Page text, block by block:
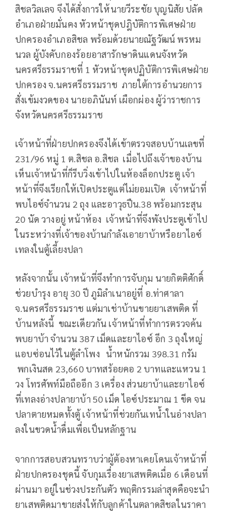
สิชลวิลเลจ จึงได้สั่งการให้นายวีระชัย บุญนิสัย ปลัด
อำเภอฝ่ายมั่นคง หัวหน้าชุดปฎิบัติการพิเศษฝ่าย
ปกครองอำเภอสิชล พร้อมด้วยนายณัฐวัฒน์ พรหม
นวล ผู้บังคับกองร้อยอาสารักษาดินแดนจังหวัด
นครศรีธรรมราชที่ 1 หัวหน้าชุดปฏิบัติการพิเศษฝ่าย
ปกครอง จ.นครศรีธรรมราช ภายใต้การอำนวยการ
สั่งเข้มงวดของ นายอภินันท์ เผือกผ่อง ผู้ว่าราชการ
จังหวัดนครศรีธรรมราช
เจ้าหน้าที่ฝ่ายปกครองจึงได้เข้าตรวจสอบบ้านเลขที่
231/96 หมู่ 1 ต.สิชล อ.สิชล เมื่อไปถึงเจ้าของบ้าน
เห็นเจ้าหน้าที่ก็รีบวิ่งเข้าไปในห้องล็อกประตู เจ้า
หน้าที่จึงเรียกให้เปิดประตูแต่ไม่ยอมเปิด เจ้าหน้าที่
พบไอซ์จำนวน 2 ถุง และอาวุธปืน.38 พร้อมกระสุน
20 นัด วางอยู่ หน้าห้อง เจ้าหน้าที่จึงพังประตูเข้าไป
ในระหว่างที่เจ้าของบ้านกำลังเอายาบ้าหรือยาไอซ์
เทลงในตู้เลี้ยงปลา
หลังจากนั้น เจ้าหน้าที่จึงทำการจับกุม นายกิตติศักดิ์
ช่วยบำรุง อายุ 30 ปี ภูมิลำเนาอยู่ที่ อ.ท่าศาลา
จ.นครศรีธรรมราช แต่มาเช่าบ้านขายยาเสพติด ที่
บ้านหลังนี้ ขณะเดียวกัน เจ้าหน้าที่ทำการตรวจค้น
พบยาบ้า จำนวน 387 เม็ดและยาไอซ์ อีก 3 ถุงใหญ่
แอบซ่อนไว้ในตู้ลำโพง น้ำหนักรวม 398.31 กรัม
พกเงินสด 23,660 บาทสร้อยคอ 2 บาทและแหวน 1
วง โทรศัพท์มือถืออีก 3 เครื่อง ส่วนยาบ้าและยาไอซ์
ที่เทลงอ่างปลายาบ้า 50 เม็ด ไอซ์ประมาณ 1 ขีด จน
ปลาตายหมดทั้งตู้ เจ้าหน้าที่ช่วยกันเทน้ำในอ่างปลา
ลงในขวดน้ำดื่มเพื่อเป็นหลักฐาน
จากการสอบสวนทราบว่าผู้ต้องหาเคยโดนเจ้าหน้าที่
ฝ่ายปกครองชุดนี้ จับกุมเรื่องยาเสพติดเมื่อ 6 เดือนที่
ผ่านมา อยู่ในช่วงประกันตัว พฤติกรรมล่าสุดคือจะนำ
ยาเสพติดมาขายส่งให้กับลูกค้าในตลาดสิชลในราคา